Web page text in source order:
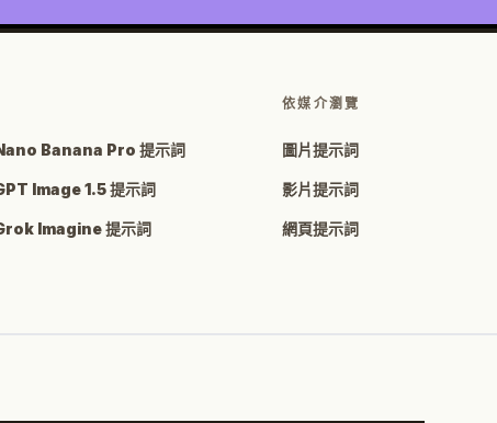
Banana Pro 提示詞
Image 1.5 提示詞
Imagine 提示詞
依媒介瀏覽
圖片提示詞
影片提示詞
網頁提示詞